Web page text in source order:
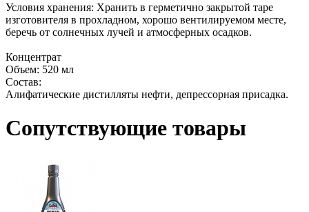
Условия хранения: Хранить в герметично закрытой таре
изготовителя в прохладном, хорошо вентилируемом месте,
беречь от солнечных лучей и атмосферных осадков.
Концентрат
Объем: 520 мл
Состав:
Алифатические дистилляты нефти, депрессорная присадка.
Сопутствующие товары